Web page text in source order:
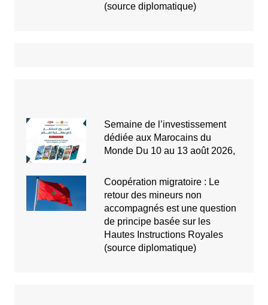
(source diplomatique)
Semaine de l’investissement
dédiée aux Marocains du
Monde Du 10 au 13 août 2026,
Coopération migratoire : Le
retour des mineurs non
accompagnés est une question
de principe basée sur les
Hautes Instructions Royales
(source diplomatique)